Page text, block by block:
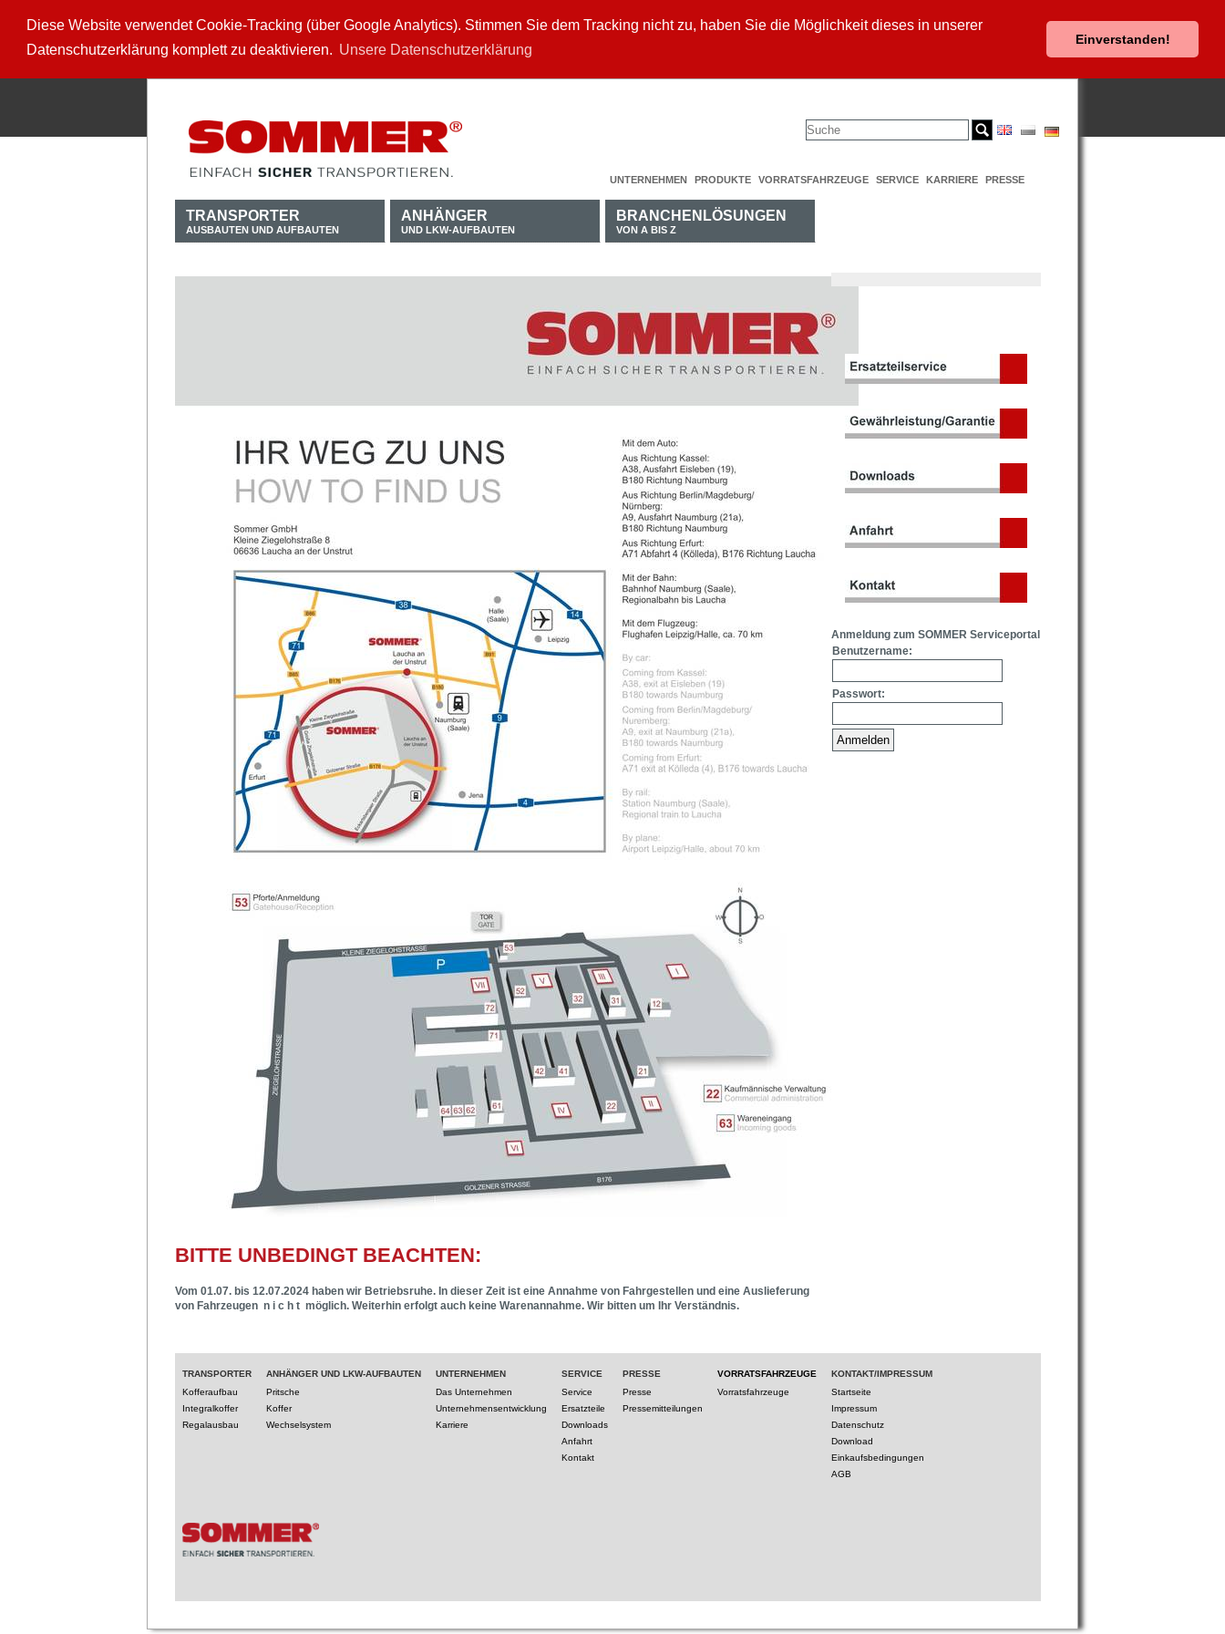
Diese Website verwendet Cookie-Tracking (über Google Analytics). Stimmen Sie dem Tracking nicht zu, haben Sie die Möglichkeit dieses in unserer
Datenschutzerklärung komplett zu deaktivieren. Unsere Datenschutzerklärung
Einverstanden!
UNTERNEHMEN PRODUKTE VORRATSFAHRZEUGE SERVICE KARRIERE PRESSE
TRANSPORTER
AUSBAUTEN UND AUFBAUTEN
ANHÄNGER
UND LKW-AUFBAUTEN
BRANCHENLÖSUNGEN
VON A BIS Z
BITTE UNBEDINGT BEACHTEN:
Vom 01.07. bis 12.07.2024 haben wir Betriebsruhe. In dieser Zeit ist eine Annahme von Fahrgestellen und eine Auslieferung
von Fahrzeugen n i c h t möglich. Weiterhin erfolgt auch keine Warenannahme. Wir bitten um Ihr Verständnis.
Anmeldung zum SOMMER Serviceportal
Benutzername:
Passwort:
TRANSPORTER
Kofferaufbau
Integralkoffer
Regalausbau
ANHÄNGER UND LKW-AUFBAUTEN
Pritsche
Koffer
Wechselsystem
UNTERNEHMEN
Das Unternehmen
Unternehmensentwicklung
Karriere
SERVICE
Service
Ersatzteile
Downloads
Anfahrt
Kontakt
PRESSE
Presse
Pressemitteilungen
VORRATSFAHRZEUGE
Vorratsfahrzeuge
KONTAKT/IMPRESSUM
Startseite
Impressum
Datenschutz
Download
Einkaufsbedingungen
AGB